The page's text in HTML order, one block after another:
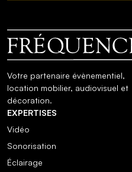
Votre partenaire évènementiel,
location mobilier, audiovisuel et
décoration.
EXPERTISES
Vidéo
Sonorisation
Éclairage